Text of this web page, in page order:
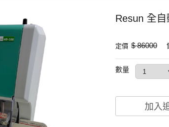
贈品 ◎食品/零食/飲料
Resun 全
定價 $ 86000
數量
加入